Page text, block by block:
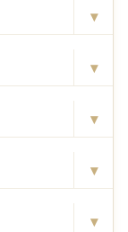
▾
▾
▾
▾
▾